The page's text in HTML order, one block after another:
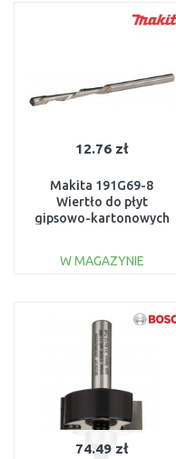
Do porównania
12.76 zł
Makita 191G69-8
Wiertło do płyt
gipsowo-kartonowych
W MAGAZYNIE
Do porównania
74.49 zł